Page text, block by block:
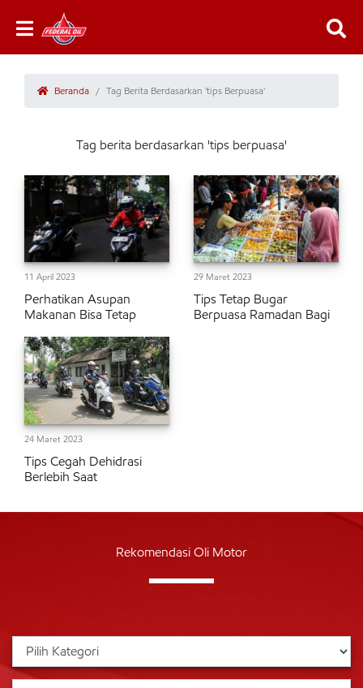
Beranda Tag Berita Berdasarkan 'tips Berpuasa'
Tag berita berdasarkan 'tips berpuasa'
11 April 2023
Perhatikan Asupan
Makanan Bisa Tetap
29 Maret 2023
Tips Tetap Bugar
Berpuasa Ramadan Bagi
24 Maret 2023
Tips Cegah Dehidrasi
Berlebih Saat
Rekomendasi Oli Motor